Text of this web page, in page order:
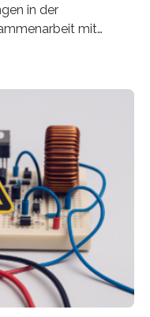
in der
mit
zu
Europäischen
– mit einer
Millionen Euro.
großen
des
Im
Neue
rasch in die